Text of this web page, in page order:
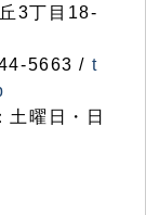
3丁目18-
5663 / t
曜日・日